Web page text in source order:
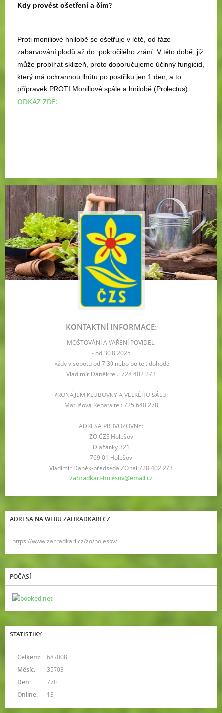
Kdy provést ošetření a čím?
Proti moniliové hnilobě se ošetřuje v létě, od fáze
zabarvování plodů až do pokročilého zrání. V této době, již
může probíhat sklizeň, proto doporučujeme účinný fungicid,
který má ochrannou lhůtu po postřiku jen 1 den, a to
přípravek PROTI Moniliové spále a hnilobě (Prolectus).
ODKAZ ZDE:
KONTAKTNÍ INFORMACE:
MOŠTOVÁNÍ A VAŘENÍ POVIDEL:
- od 30.8.2025
- vždy v sobotu od 7.30 nebo po tel. dohodě.
Vladimír Daněk tel.: 728 402 273
PRONÁJEM KLUBOVNY A VELKÉHO SÁLU:
Matúšová Renata tel: 725 640 278
ADRESA PROVOZOVNY:
ZO ČZS Holešov
Dlažánky 321
769 01 Holešov
Vladimír Daněk-předseda ZO tel:728 402 273
zahradkari-holesov@email.cz
ADRESA NA WEBU ZAHRADKARI.CZ
https://www.zahradkari.cz/zo/holesov/
POČASÍ
STATISTIKY
Online: 13
Celkem:
687008
Měsíc:
35703
Den:
770